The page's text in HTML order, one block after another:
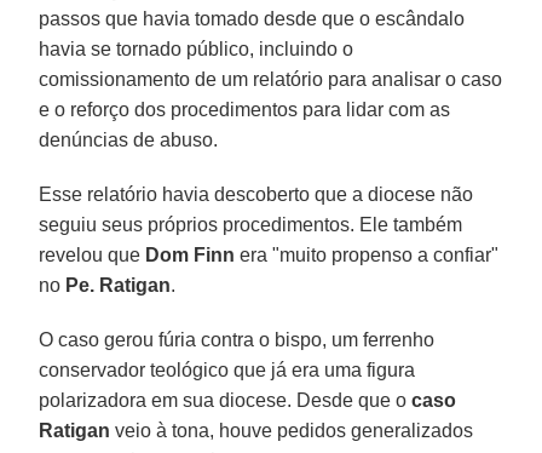
passos que havia tomado desde que o escândalo
havia se tornado público, incluindo o
comissionamento de um relatório para analisar o caso
e o reforço dos procedimentos para lidar com as
denúncias de abuso.
Esse relatório havia descoberto que a diocese não
seguiu seus próprios procedimentos. Ele também
revelou que Dom Finn era "muito propenso a confiar"
no Pe. Ratigan.
O caso gerou fúria contra o bispo, um ferrenho
conservador teológico que já era uma figura
polarizadora em sua diocese. Desde que ocaso
Ratigan veio à tona, houve pedidos generalizados